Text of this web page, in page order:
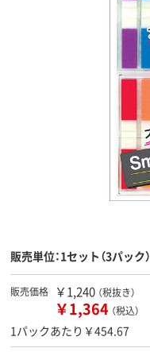
販売単位：1セット（3パック）
販売価格 ￥1,240 （税抜き）
￥1,364 （税込）
1パックあたり￥454.67